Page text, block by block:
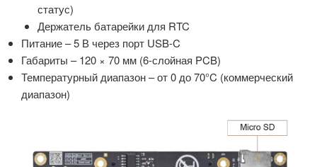
статус)
Держатель батарейки для RTC
Питание – 5 В через порт USB-C
Габариты – 120 × 70 мм (6-слойная PCB)
Температурный диапазон – от 0 до 70°C (коммерческий
диапазон)